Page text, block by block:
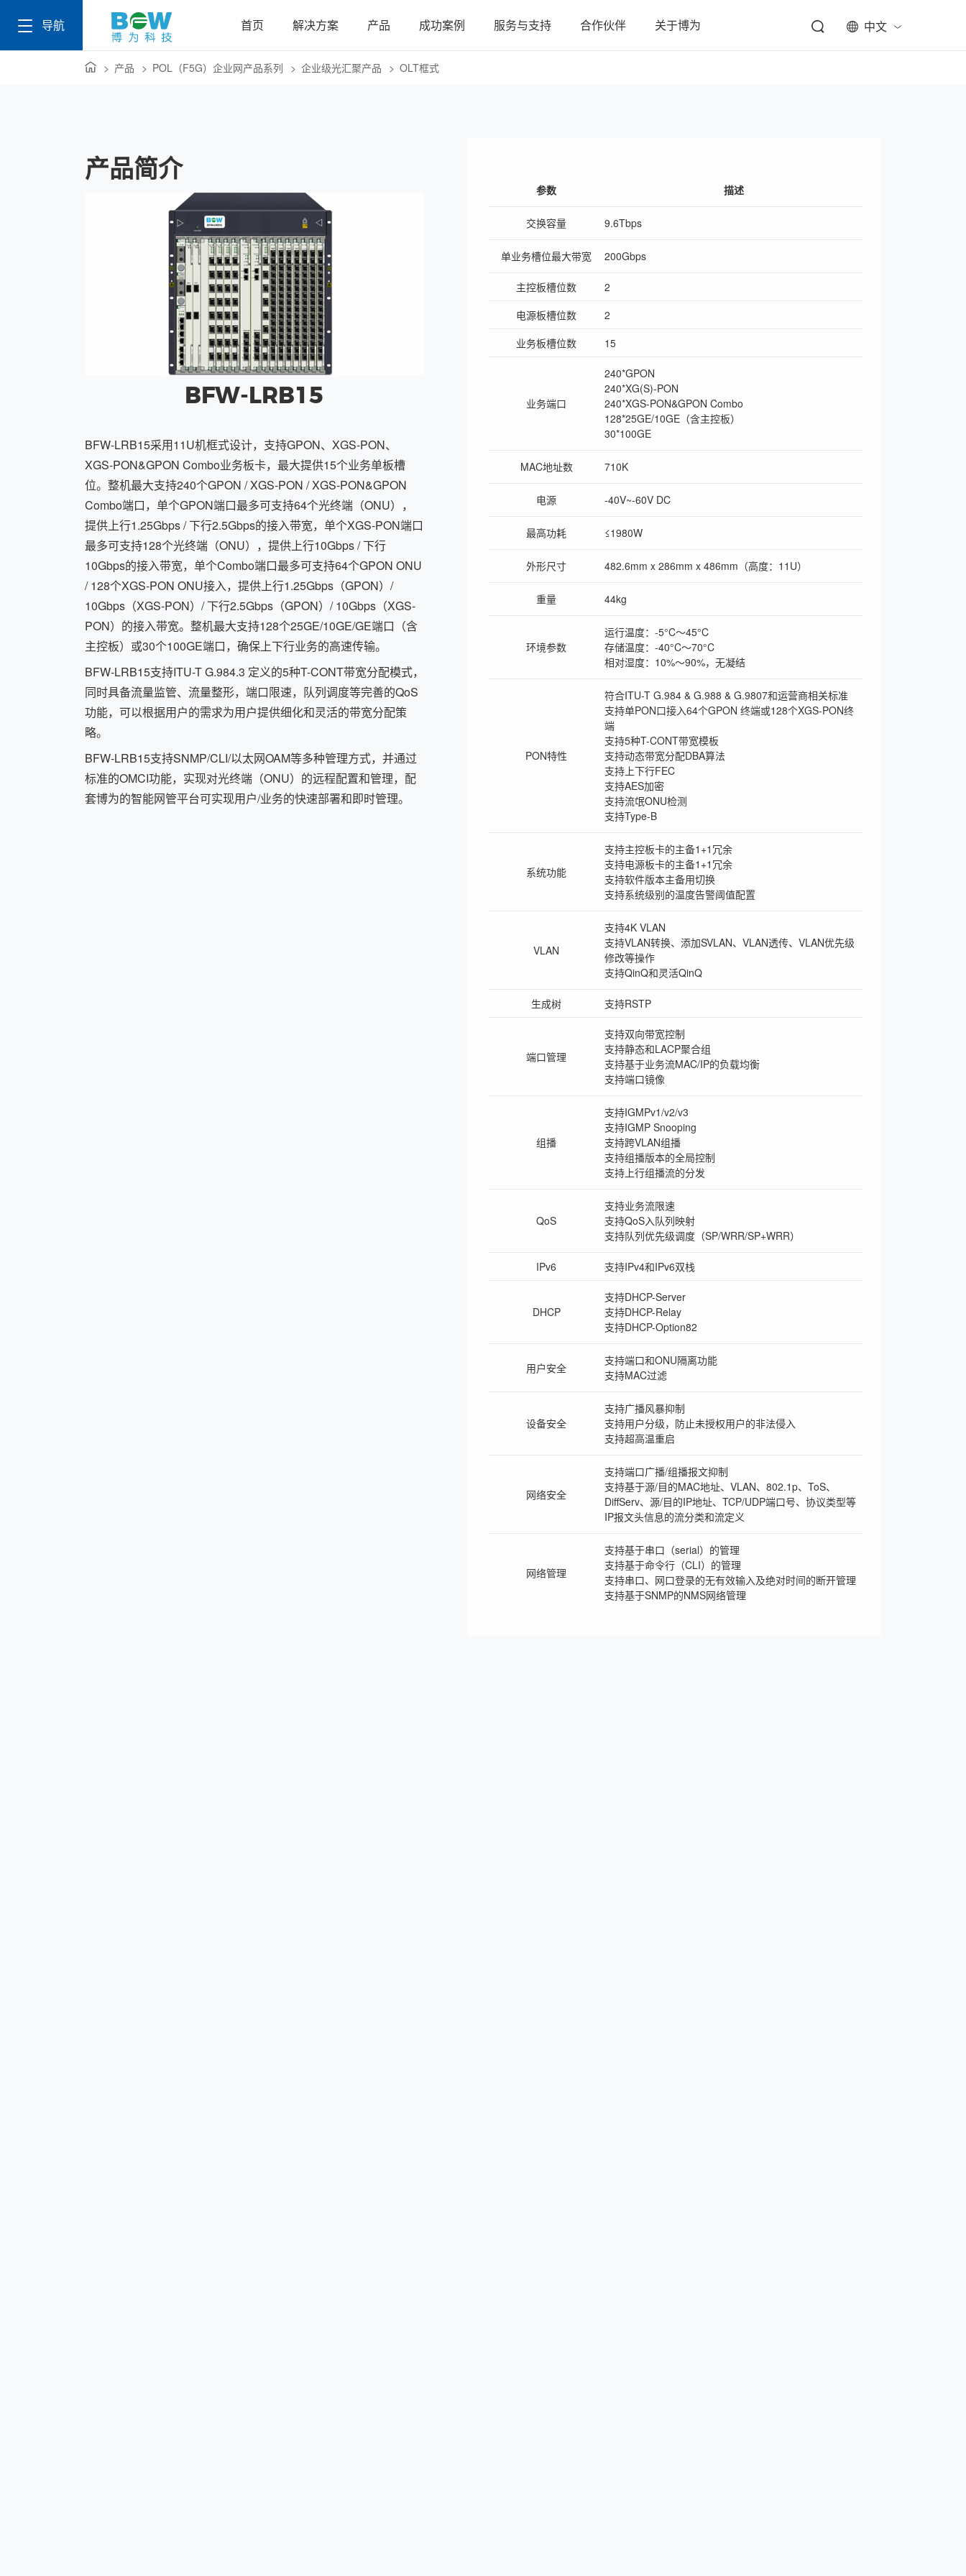
导航 首页 解决方案 产品 成功案例 服务与支持 合作伙伴 关于博为 中文
产品 POL（F5G）企业网产品系列 企业级光汇聚产品 OLT框式
产品简介
BFW-LRB15
BFW-LRB15采用11U机框式设计，支持GPON、XGS-PON、
XGS-PON&GPON Combo业务板卡，最大提供15个业务单板槽
位。整机最大支持240个GPON / XGS-PON / XGS-PON&GPON
Combo端口，单个GPON端口最多可支持64个光终端（ONU），
提供上行1.25Gbps / 下行2.5Gbps的接入带宽，单个XGS-PON端口
最多可支持128个光终端（ONU），提供上行10Gbps / 下行
10Gbps的接入带宽，单个Combo端口最多可支持64个GPON ONU
/ 128个XGS-PON ONU接入，提供上行1.25Gbps（GPON）/
10Gbps（XGS-PON）/ 下行2.5Gbps（GPON）/ 10Gbps（XGS-
PON）的接入带宽。整机最大支持128个25GE/10GE/GE端口（含
主控板）或30个100GE端口，确保上下行业务的高速传输。
BFW-LRB15支持ITU-T G.984.3 定义的5种T-CONT带宽分配模式，
同时具备流量监管、流量整形，端口限速，队列调度等完善的QoS
功能，可以根据用户的需求为用户提供细化和灵活的带宽分配策
略。
BFW-LRB15支持SNMP/CLI/以太网OAM等多种管理方式，并通过
标准的OMCI功能，实现对光终端（ONU）的远程配置和管理，配
套博为的智能网管平台可实现用户/业务的快速部署和即时管理。
参数 描述
交换容量 9.6Tbps
单业务槽位最大带宽 200Gbps
主控板槽位数
2
电源板槽位数
2
业务板槽位数
15
业务端口
240*GPON
240*XG(S)-PON
240*XGS-PON&GPON Combo
128*25GE/10GE（含主控板）
30*100GE
MAC地址数 710K
电源 -40V~-60V DC
最高功耗 ≤1980W
外形尺寸 482.6mm x 286mm x 486mm（高度：11U）
重量 44kg
环境参数
运行温度：-5°C～45°C
存储温度：-40°C～70°C
相对湿度：10%～90%，无凝结
PON特性
符合ITU-T G.984 & G.988 & G.9807和运营商相关标准
支持单PON口接入64个GPON 终端或128个XGS-PON终
端
支持5种T-CONT带宽模板
支持动态带宽分配DBA算法
支持上下行FEC
支持AES加密
支持流氓ONU检测
支持Type-B
系统功能
支持主控板卡的主备1+1冗余
支持电源板卡的主备1+1冗余
支持软件版本主备用切换
支持系统级别的温度告警阈值配置
VLAN
支持4K VLAN
支持VLAN转换、添加SVLAN、VLAN透传、VLAN优先级
修改等操作
支持QinQ和灵活QinQ
生成树 支持RSTP
端口管理
支持双向带宽控制
支持静态和LACP聚合组
支持基于业务流MAC/IP的负载均衡
支持端口镜像
组播
支持IGMPv1/v2/v3
支持IGMP Snooping
支持跨VLAN组播
支持组播版本的全局控制
支持上行组播流的分发
QoS
支持业务流限速
支持QoS入队列映射
支持队列优先级调度（SP/WRR/SP+WRR）
IPv6 支持IPv4和IPv6双栈
DHCP
支持DHCP-Server
支持DHCP-Relay
支持DHCP-Option82
用户安全
支持端口和ONU隔离功能
支持MAC过滤
设备安全
支持广播风暴抑制
支持用户分级，防止未授权用户的非法侵入
支持超高温重启
网络安全
支持端口广播/组播报文抑制
支持基于源/目的MAC地址、VLAN、802.1p、ToS、
DiffServ、源/目的IP地址、TCP/UDP端口号、协议类型等
IP报文头信息的流分类和流定义
网络管理
支持基于串口（serial）的管理
支持基于命令行（CLI）的管理
支持串口、网口登录的无有效输入及绝对时间的断开管理
支持基于SNMP的NMS网络管理